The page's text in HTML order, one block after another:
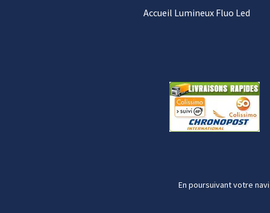
Accueil Lumineux Fluo Led
En poursuivant votre